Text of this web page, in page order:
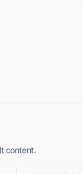
content.